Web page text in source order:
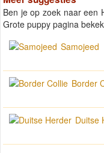
Ben je op zoek naar een
Grote puppy pagina
Samojeed
Border
Duitse